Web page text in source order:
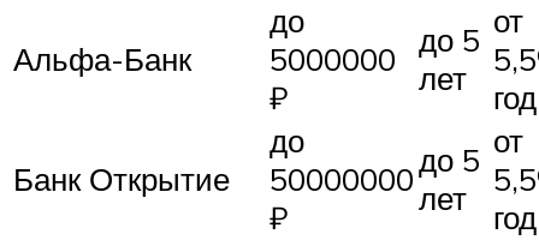
Альфа-Банк
до
5000000
₽
до 5
лет
от
год
Банк Открытие
до
50000000
₽
до 5
лет
от
год